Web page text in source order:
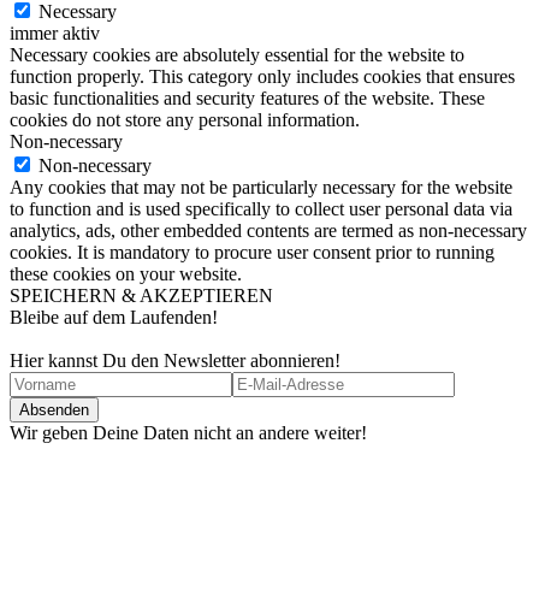
Necessary
immer aktiv
Necessary cookies are absolutely essential for the website to
function properly. This category only includes cookies that ensures
basic functionalities and security features of the website. These
cookies do not store any personal information.
Non-necessary
Non-necessary
Any cookies that may not be particularly necessary for the website
to function and is used specifically to collect user personal data via
analytics, ads, other embedded contents are termed as non-necessary
cookies. It is mandatory to procure user consent prior to running
these cookies on your website.
SPEICHERN & AKZEPTIEREN
Bleibe auf dem Laufenden!
Hier kannst Du den Newsletter abonnieren!
Wir geben Deine Daten nicht an andere weiter!